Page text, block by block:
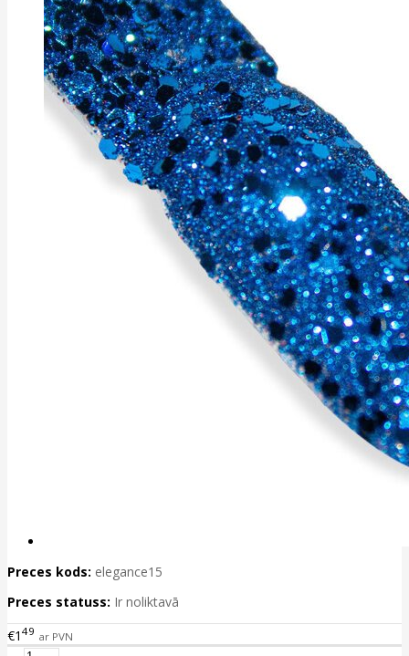
Preces kods: elegance15
Preces statuss: Ir noliktavā
€1 49 ar PVN